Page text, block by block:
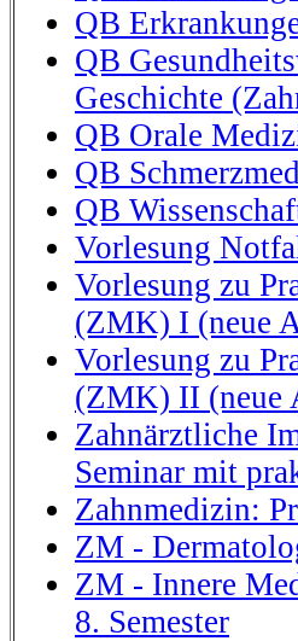
QB
QB
Geschichte
QB Orale
QB
QB
Vorlesung
Vorlesung zu
(ZMK) I (neue
Vorlesung zu
(ZMK) II (neue
Zahnärztliche
Seminar mit
Zahnmedizin:
ZM -
ZM - Innere
8. Semester